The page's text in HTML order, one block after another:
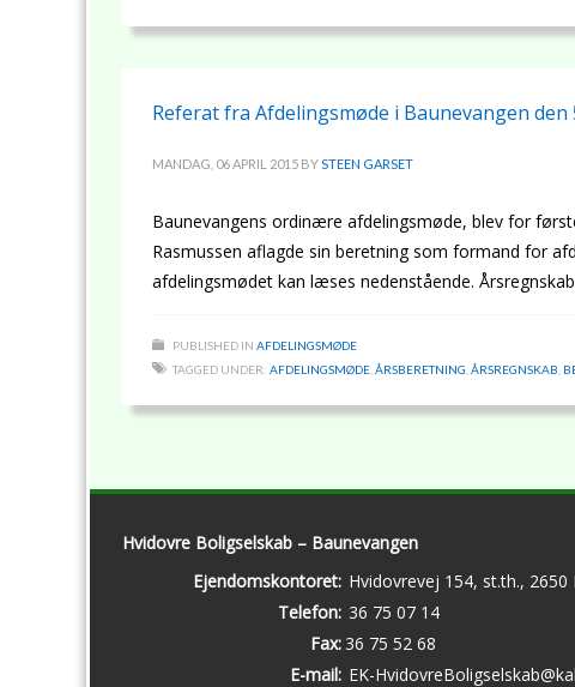
Referat fra Afdelingsmøde i Baunevangen den
MANDAG, 06 APRIL 2015 BYSTEEN GARSET
Baunevangens ordinære afdelingsmøde, blev for
Rasmussen aflagde sin beretning som formand for
afdelingsmødet kan læses nedenstående.
PUBLISHED IN AFDELINGSMØDE
TAGGED UNDER: AFDELINGSMØDE ÅRSBERETNING ÅRSREGNSKAB
Hvidovre Boligselskab – Baunevangen
Ejendomskontoret: Hvidovrevej 154, st.th., 2650
Telefon: 36 75 07 14
Fax: 36 75 52 68
E-mail: EK-